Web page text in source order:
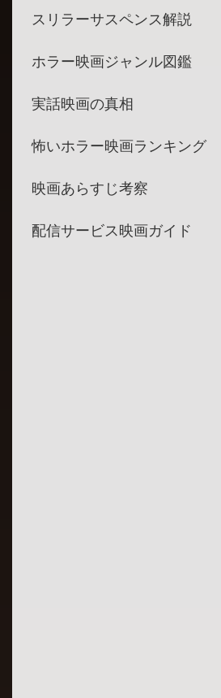
スリラーサスペンス解説
ホラー映画ジャンル図鑑
実話映画の真相
怖いホラー映画ランキング
映画あらすじ考察
配信サービス映画ガイド